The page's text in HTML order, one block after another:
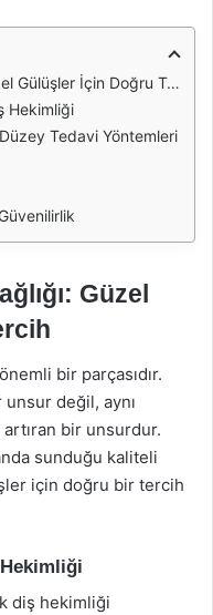
İçin Doğru Tercih
Hekimliği
Tedavi Yöntemleri
Güzel
bir parçasıdır.
değil, aynı
bir unsurdur.
sunduğu kaliteli
için doğru bir tercih
diş hekimliği